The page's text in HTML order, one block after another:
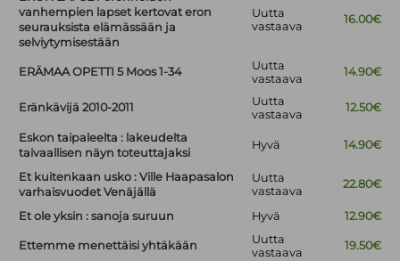
vanhempien lapset kertovat eron
seurauksista elämässään ja
selviytymisestään
Uutta
vastaava
16.00€
ERÄMAA OPETTI 5 Moos 1-34
Uutta
vastaava
14.90€
Eränkävijä 2010-2011
Uutta
vastaava
12.50€
Eskon taipaleelta : lakeudelta
taivaallisen näyn toteuttajaksi
Hyvä 14.90€
Et kuitenkaan usko : Ville Haapasalon
varhaisvuodet Venäjällä
Uutta
vastaava
22.80€
Et ole yksin : sanoja suruun Hyvä 12.90€
Ettemme menettäisi yhtäkään
Uutta
vastaava
19.50€